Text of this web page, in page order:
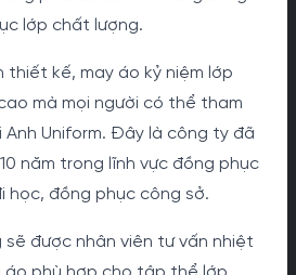
lớp chất lượng.
thiết kế, may áo kỷ niệm lớp
mà mọi người có thể tham
Anh Uniform. Đây là công ty đã
năm trong lĩnh vực đồng phục
học, đồng phục công sở.
sẽ được nhân viên tư vấn nhiệt